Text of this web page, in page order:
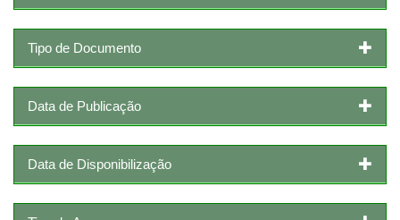
Tipo de Documento
Data de Publicação
Data de Disponibilização